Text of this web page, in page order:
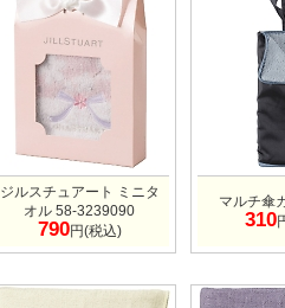
ジルスチュアート ミニタ
オル 58-3239090
790円(税込)
マルチ傘
310